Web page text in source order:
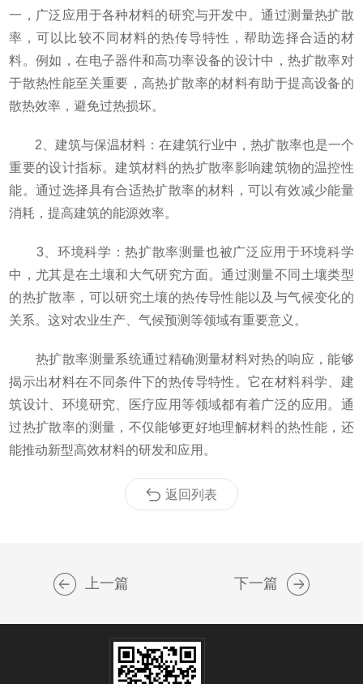
一，广泛应用于各种材料的研究与开发中。通过测量热扩散
率，可以比较不同材料的热传导特性，帮助选择合适的材
料。例如，在电子器件和高功率设备的设计中，热扩散率对
于散热性能至关重要，高热扩散率的材料有助于提高设备的
散热效率，避免过热损坏。
2、建筑与保温材料：在建筑行业中，热扩散率也是一个
重要的设计指标。建筑材料的热扩散率影响建筑物的温控性
能。通过选择具有合适热扩散率的材料，可以有效减少能量
消耗，提高建筑的能源效率。
3、环境科学：热扩散率测量也被广泛应用于环境科学
中，尤其是在土壤和大气研究方面。通过测量不同土壤类型
的热扩散率，可以研究土壤的热传导性能以及与气候变化的
关系。这对农业生产、气候预测等领域有重要意义。
热扩散率测量系统通过精确测量材料对热的响应，能够
揭示出材料在不同条件下的热传导特性。它在材料科学、建
筑设计、环境研究、医疗应用等领域都有着广泛的应用。通
过热扩散率的测量，不仅能够更好地理解材料的热性能，还
能推动新型高效材料的研发和应用。
返回列表
上一篇 下一篇